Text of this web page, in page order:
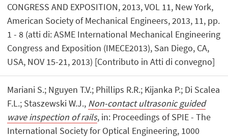
CONGRESS AND EXPOSITION, 2013, VOL 11, New York,
American Society of Mechanical Engineers, 2013, 11, pp.
1 - 8 (atti di: ASME International Mechanical Engineering
Congress and Exposition (IMECE2013), San Diego, CA,
USA, NOV 15-21, 2013) [Contributo in Atti di convegno]
Mariani S.; Nguyen T.V.; Phillips R.R.; Kijanka P.; Di Scalea
F.L.; Staszewski W.J., Non-contact ultrasonic guided
wave inspection of rails, in: Proceedings of SPIE - The
International Society for Optical Engineering, 1000